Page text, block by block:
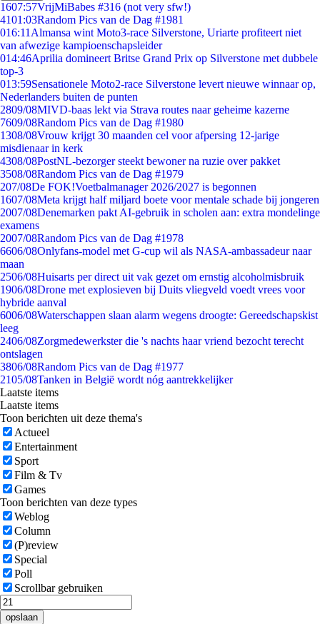
1607:57VrijMiBabes #316 (not very sfw!)
4101:03Random Pics van de Dag #1981
016:11 Almansa wint Moto3-race Silverstone, Uriarte profiteert niet
van afwezige kampioenschapsleider
014:46Aprilia domineert Britse Grand Prix op Silverstone met dubbele
top-3
013:59Sensationele Moto2-race Silverstone levert nieuwe winnaar op,
Nederlanders buiten de punten
2809/08MIVD-baas lekt via Strava routes naar geheime kazerne
7609/08Random Pics van de Dag #1980
1308/08Vrouw krijgt 30 maanden cel voor afpersing 12-jarige
misdienaar in kerk
4308/08PostNL-bezorger steekt bewoner na ruzie over pakket
3508/08Random Pics van de Dag #1979
207/08De FOK!Voetbalmanager 2026/2027 is begonnen
1607/08Meta krijgt half miljard boete voor mentale schade bij jongeren
2007/08Denemarken pakt AI-gebruik in scholen aan: extra mondelinge
examens
2007/08Random Pics van de Dag #1978
6606/08Onlyfans-model met G-cup wil als NASA-ambassadeur naar
maan
2506/08Huisarts per direct uit vak gezet om ernstig alcoholmisbruik
1906/08Drone met explosieven bij Duits vliegveld voedt vrees voor
hybride aanval
6006/08Waterschappen slaan alarm wegens droogte: Gereedschapskist
leeg
2406/08Zorgmedewerkster die 's nachts haar vriend bezocht terecht
ontslagen
3806/08Random Pics van de Dag #1977
2105/08Tanken in België wordt nóg aantrekkelijker
Laatste items
Laatste items
Toon berichten uit deze thema's
Actueel
Entertainment
Sport
Film & Tv
Games
Toon berichten van deze types
Weblog
Column
(P)review
Special
Poll
Scrollbar gebruiken
opslaan